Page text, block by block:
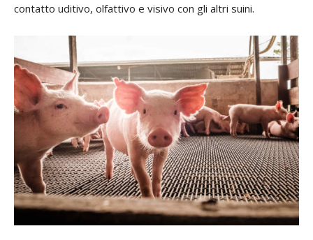
contatto uditivo, olfattivo e visivo con gli altri suini.